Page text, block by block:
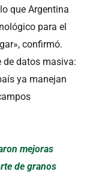
que Argentina
para el
confirmó.
de datos masiva:
ya manejan
mejoras
de granos